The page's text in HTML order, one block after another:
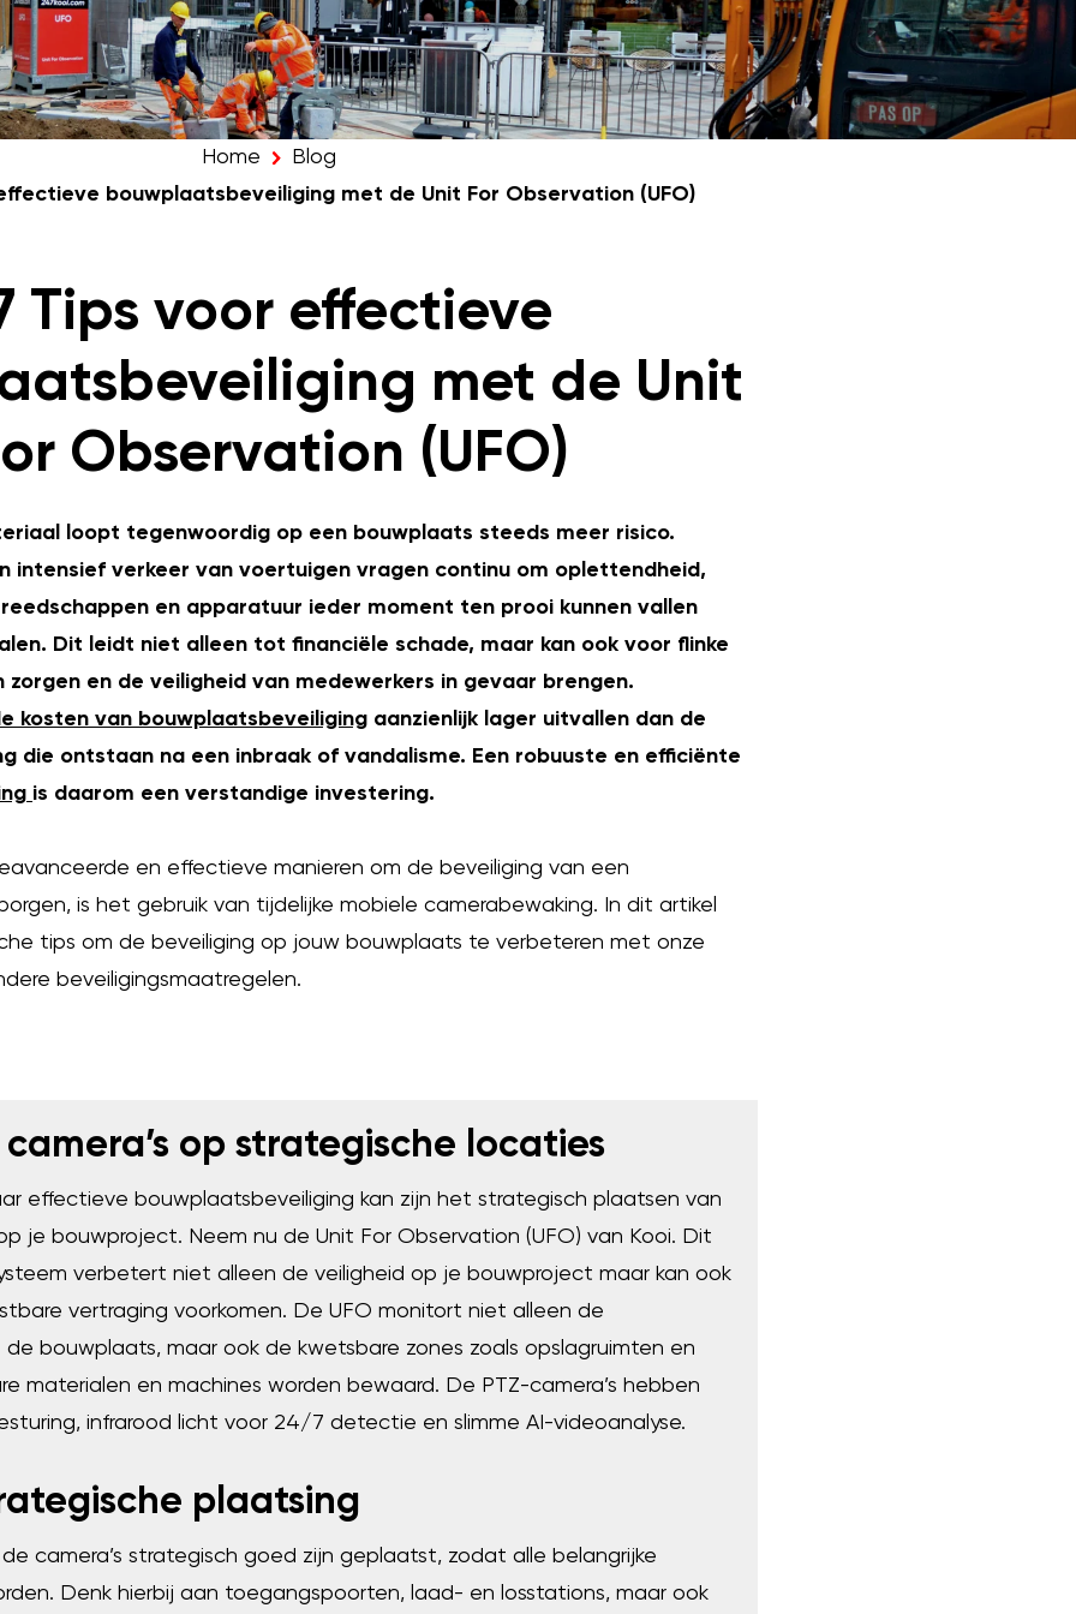
Home
Blog
bouwplaatsbeveiliging met de Unit For Observation (UFO)
Tips voor effectieve
met de Unit
Observation (UFO)
loopt tegenwoordig op een bouwplaats steeds meer risico.
intensief verkeer van voertuigen vragen continu om oplettendheid,
en apparatuur ieder moment ten prooi kunnen vallen
Dit leidt niet alleen tot financiële schade, maar kan ook voor flinke
en de veiligheid van medewerkers in gevaar brengen.
kosten van bouwplaatsbeveiliging aanzienlijk lager uitvallen dan de
die ontstaan na een inbraak of vandalisme. Een robuuste en efficiënte
is daarom een verstandige investering.
en effectieve manieren om de beveiliging van een
is het gebruik van tijdelijke mobiele camerabewaking. In dit artikel
tips om de beveiliging op jouw bouwplaats te verbeteren met onze
beveiligingsmaatregelen.
op strategische locaties
effectieve bouwplaatsbeveiliging kan zijn het strategisch plaatsen van
je bouwproject. Neem nu de Unit For Observation (UFO) van Kooi. Dit
verbetert niet alleen de veiligheid op je bouwproject maar kan ook
vertraging voorkomen. De UFO monitort niet alleen de
bouwplaats, maar ook de kwetsbare zones zoals opslagruimten en
materialen en machines worden bewaard. De PTZ-camera’s hebben
infrarood licht voor 24/7 detectie en slimme AI-videoanalyse.
plaatsing
camera’s strategisch goed zijn geplaatst, zodat alle belangrijke
Denk hierbij aan toegangspoorten, laad- en losstations, maar ook